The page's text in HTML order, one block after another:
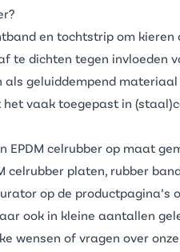
en tochtstrip om
te dichten tegen invloeden
geluiddempend
vaak toegepast in
celrubber op maat
celrubber platen, rubber
op de
ook in kleine aantallen
wensen of vragen over